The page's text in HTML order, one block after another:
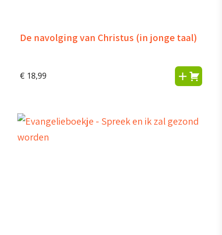
De navolging van Christus (in jonge taal)
€ 18,99